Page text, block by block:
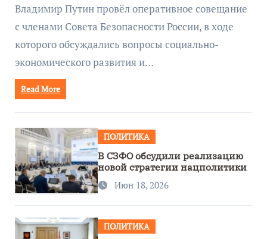
Владимир Путин провёл оперативное совещание
с членами Совета Безопасности России, в ходе
которого обсуждались вопросы социально-
экономического развития и…
Read More
ПОЛИТИКА
В СЗФО обсудили реализацию
новой стратегии нацполитики
Июн 18, 2026
ПОЛИТИКА